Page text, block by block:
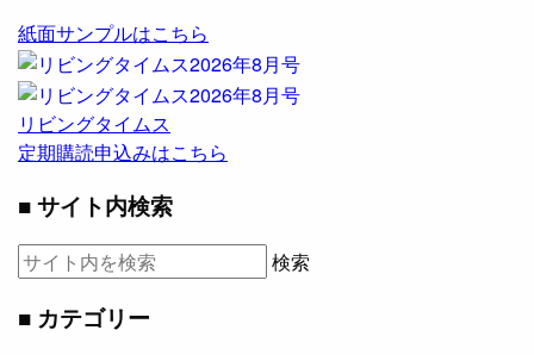
紙面サンプルはこちら
リビングタイムス
定期購読申込みはこちら
■ サイト内検索
検索
■ カテゴリー